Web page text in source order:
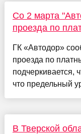
Со 2 марта
проезда по
ГК «Автодор»
проезда по
подчеркивается,
что предельный
В Тверской